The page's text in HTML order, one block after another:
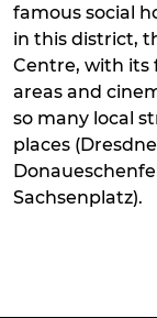
famous social
in this district,
Centre, with its
areas and
so many local
places
Sachsenplatz).